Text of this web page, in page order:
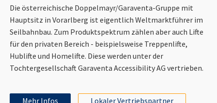
Die österreichische Doppelmayr/Garaventa-Gruppe mit
Hauptsitz in Vorarlberg ist eigentlich Weltmarktführer im
Seilbahnbau. Zum Produktspektrum zählen aber auch Lifte
für den privaten Bereich - beispielsweise Treppenlifte,
Hublifte und Homelifte. Diese werden unter der
Tochtergesellschaft Garaventa Accessibility AG vertrieben.
Mehr Infos Lokaler Vertriebspartner